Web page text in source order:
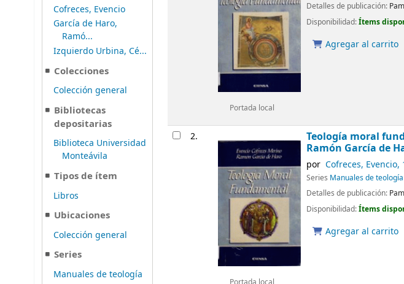
Cofreces, Evencio
García de Haro,
Ramó...
Izquierdo Urbina, Cé...
Colecciones
Colección general
Bibliotecas
depositarias
Biblioteca Universidad
Monteávila
Tipos de ítem
Libros
Ubicaciones
Colección general
Series
Manuales de teología
Portada local
Detalles de publicación:
Disponibilidad:Ítems
Agregar al carrito
2. Teología moral
Ramón García de
por Cofreces, Evencio,
Series Manuales de teología
Detalles de publicación:
Disponibilidad:Ítems
Agregar al carrito